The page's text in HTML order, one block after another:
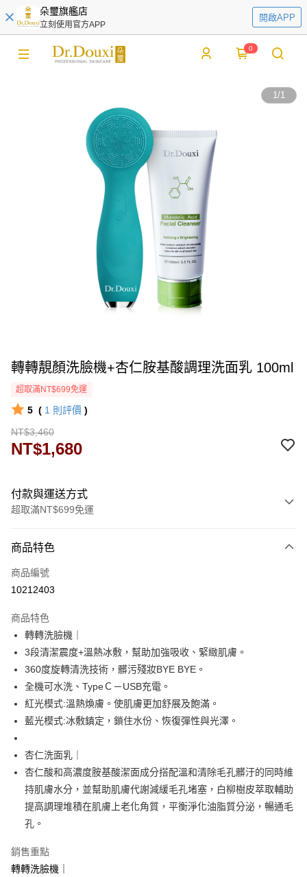
朵璽旗艦店
立刻使用官方APP
開啟APP
0
1/1
轉轉靚顏洗臉機+杏仁胺基酸調理洗面乳 100ml
超取滿NT$699免運
5 ( 1 則評價 )
NT$3,460
NT$1,680
付款與運送方式
超取滿NT$699免運
信用卡一次付款
超商取貨付款
Apple Pay
街口支付
悠遊付
Google Pay
大哥付你分期
相關說明
【大哥付你分期使用說明】
1.本服務由台灣大哥大提供，台灣大哥大用戶可立即使用無須另外申請。
流程，驗證手機門號後，選擇欲分期的期數、繳款截止日，確認付款後即完
3.實際核准額度、可分期數及費用金額請依後續交易確認頁面所載為準。
4.訂單成立30分鐘內，如未前往確認交易或遇審核未通過，訂單將自動取
AFTEE先享後付
相關說明
AFTEE先享後付是「在收到商品之後才付款」的支付方式。 讓您購物簡單
便利好安心！
１．簡單：不需註冊會員、不需綁卡、不需儲值。
貨到付款
商品特色
商品編號
10212403
商品特色
轉轉洗臉機｜
3段清潔震度+溫熱冰敷，幫助加強吸收、緊緻肌膚。
360度旋轉清洗技術，髒污殘妝BYE BYE。
全機可水洗、TypeＣ－USB充電。
紅光模式:溫熱煥膚。使肌膚更加舒展及飽滿。
藍光模式:冰敷鎮定，鎖住水份、恢復彈性與光澤。
杏仁洗面乳｜
杏仁酸和高濃度胺基酸潔面成分搭配溫和清除毛孔髒汙的同時維
持肌膚水分，並幫助肌膚代謝減緩毛孔堵塞，白柳樹皮萃取輔助
提高調理堆積在肌膚上老化角質，平衡淨化油脂質分泌，暢通毛
孔。
銷售重點
轉轉洗臉機｜